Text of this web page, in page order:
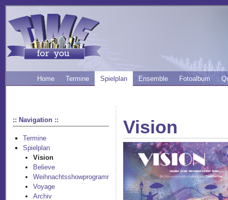
Home Termine Spielplan Ensemble Fotoalbum
:: Navigation ::
Termine
Spielplan
Vision
Believe
Weihnachtsshowprogramm
Voyage
Archiv
Vision